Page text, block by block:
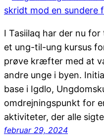
I Tasiilaq har der nu
et ung-til-ung kursus
prøve kræfter med at
andre unge i byen.
base i Igdlo,
omdrejningspunkt for
aktiviteter, der alle
februar 29, 2024